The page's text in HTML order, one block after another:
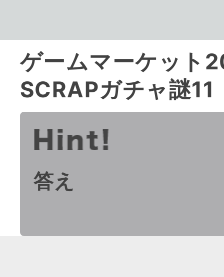
ゲームマーケット
SCRAPガチャ謎
答え